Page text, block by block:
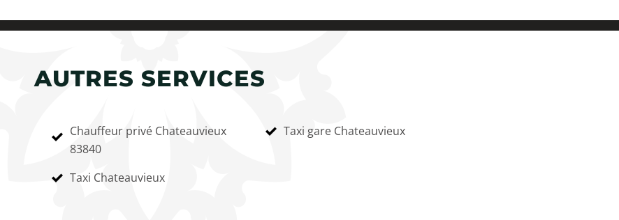
AUTRES SERVICES
Chauffeur privé Chateauvieux
83840
Taxi Chateauvieux
Taxi gare Chateauvieux